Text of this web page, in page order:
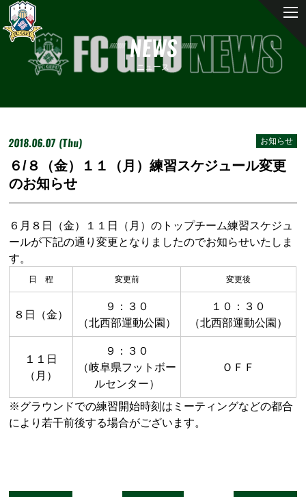
NEWS
ニュース
2018.06.07 (Thu) お知らせ
６/８（金）１１（月）練習スケジュール変更
のお知らせ
６月８日（金）１１日（月）のトップチーム練習スケジュ
ールが下記の通り変更となりましたのでお知らせいたしま
す。
日 程 変更前 変更後
８日（金）
９：３０
（北西部運動公園）
１０：３０
（北西部運動公園）
１１日
（月）
９：３０
（岐阜県フットボー
ルセンター）
ＯＦＦ
※グラウンドでの練習開始時刻はミーティングなどの都合
により若干前後する場合がございます。